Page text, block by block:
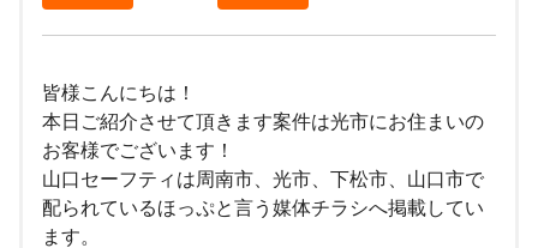
皆様こんにちは！
本日ご紹介させて頂きます案件は光市にお住まいの
お客様でございます！
山口セーフティは周南市、光市、下松市、山口市で
配られているほっぷと言う媒体チラシへ掲載してい
ます。